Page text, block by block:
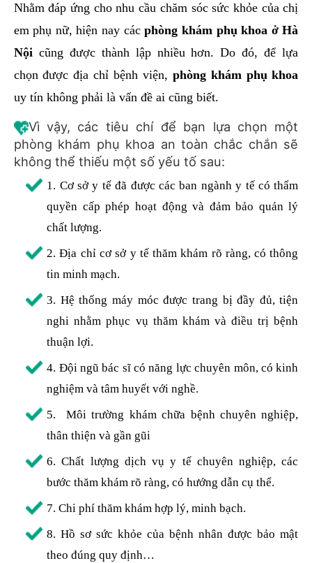
Nhằm đáp ứng cho nhu cầu chăm sóc sức khỏe của chị
em phụ nữ, hiện nay cácphòng khám phụ khoa ở Hà
Nộicũng được thành lập nhiều hơn. Do đó, để lựa
chọn được địa chỉ bệnh viện, phòng khám phụ khoa
uy tín không phải là vấn đề ai cũng biết.
Vì vậy, các tiêu chí để bạn lựa chọn một
phòng khám phụ khoa an toàn chắc chắn sẽ
không thể thiếu một số yếu tố sau:
1. Cơ sở y tế đã được các ban ngành y tế có thẩm
quyền cấp phép hoạt động và đảm bảo quản lý
chất lượng.
2. Địa chỉ cơ sở y tế thăm khám rõ ràng, có thông
tin minh mạch.
3. Hệ thống máy móc được trang bị đầy đủ, tiện
nghi nhằm phục vụ thăm khám và điều trị bệnh
thuận lợi.
4. Đội ngũ bác sĩ có năng lực chuyên môn, có kinh
nghiệm và tâm huyết với nghề.
5. Môi trường khám chữa bệnh chuyên nghiệp,
thân thiện và gần gũi
6. Chất lượng dịch vụ y tế chuyên nghiệp, các
bước thăm khám rõ ràng, có hướng dẫn cụ thể.
7. Chi phí thăm khám hợp lý, minh bạch.
8. Hồ sơ sức khỏe của bệnh nhân được bảo mật
theo đúng quy định…